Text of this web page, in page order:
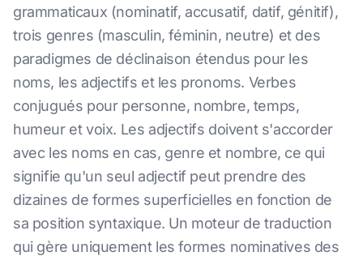
grammaticaux (nominatif, accusatif, datif, génitif),
trois genres (masculin, féminin, neutre) et des
paradigmes de déclinaison étendus pour les
noms, les adjectifs et les pronoms. Verbes
conjugués pour personne, nombre, temps,
humeur et voix. Les adjectifs doivent s'accorder
avec les noms en cas, genre et nombre, ce qui
signifie qu'un seul adjectif peut prendre des
dizaines de formes superficielles en fonction de
sa position syntaxique. Un moteur de traduction
qui gère uniquement les formes nominatives des